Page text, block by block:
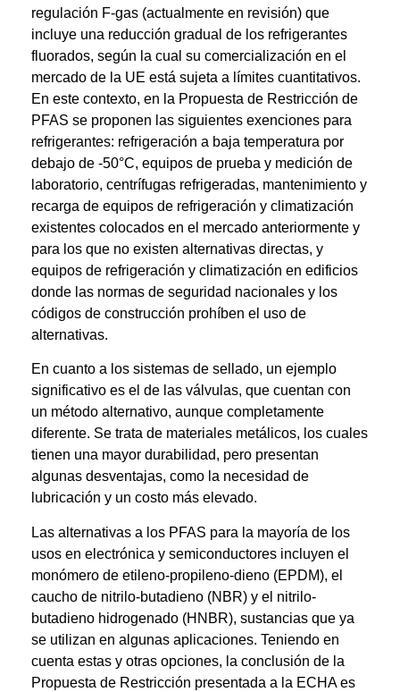
regulación F-gas (actualmente en revisión) que
incluye una reducción gradual de los refrigerantes
fluorados, según la cual su comercialización en el
mercado de la UE está sujeta a límites cuantitativos.
En este contexto, en la Propuesta de Restricción de
PFAS se proponen las siguientes exenciones para
refrigerantes: refrigeración a baja temperatura por
debajo de -50°C, equipos de prueba y medición de
laboratorio, centrífugas refrigeradas, mantenimiento y
recarga de equipos de refrigeración y climatización
existentes colocados en el mercado anteriormente y
para los que no existen alternativas directas, y
equipos de refrigeración y climatización en edificios
donde las normas de seguridad nacionales y los
códigos de construcción prohíben el uso de
alternativas.
En cuanto a los sistemas de sellado, un ejemplo
significativo es el de las válvulas, que cuentan con
un método alternativo, aunque completamente
diferente. Se trata de materiales metálicos, los cuales
tienen una mayor durabilidad, pero presentan
algunas desventajas, como la necesidad de
lubricación y un costo más elevado.
Las alternativas a los PFAS para la mayoría de los
usos en electrónica y semiconductores incluyen el
monómero de etileno-propileno-dieno (EPDM), el
caucho de nitrilo-butadieno (NBR) y el nitrilo-
butadieno hidrogenado (HNBR), sustancias que ya
se utilizan en algunas aplicaciones. Teniendo en
cuenta estas y otras opciones, la conclusión de la
Propuesta de Restricción presentada a la ECHA es